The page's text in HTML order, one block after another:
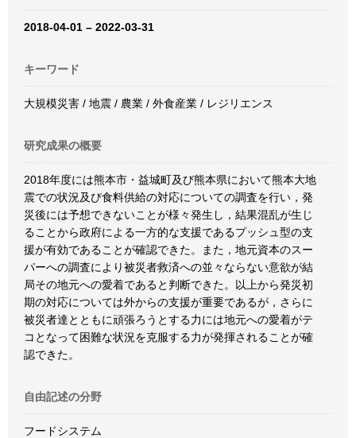
2018-04-01 – 2022-03-31
キーワード
大規模災害 / 地震 / 農業 / 外食産業 / レジリエンス
研究成果の概要
2018年度には熊本市・益城町及び熊本県において熊本大地
震での状況及び食料供給の対応についての調査を行い，発
災後には予想できないことが様々発生し，結果混乱が生じ
ることから政府による一方的な支援であるプッシュ型の支
援が有効であることが確認できた。また，地元資本のスー
パーへの調査により被災者救済への並々ならない意欲が結
局その地元への愛着であると判断できた。以上から発災初
期の対応については外からの支援が重要であるが，さらに
被災者達とともに頑張ろうとする力には地元への愛着がテ
コとなって困難な状況を克服する力が発揮されることが確
認できた。
自由記述の分野
フードシステム